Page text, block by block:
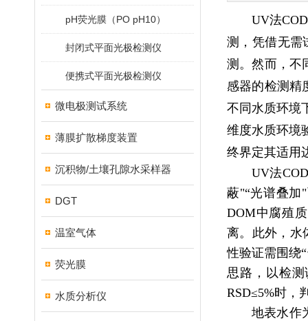
pH荧光膜（PO pH10）
封闭式平面光极检测仪
便携式平面光极检测仪
微电极测试系统
薄膜扩散梯度装置
沉积物/土壤孔隙水采样器
DGT
温室气体
荧光膜
水质分析仪
UV法
测，凭借无需
测。然而，不
感器的检测精
不同水质环境
维度水质环境
终界定其适用
UV法
蔽"“光谱叠加
DOM中腐殖
离。此外，水
性验证需围绕
思路，以检
RSD≤5%时，
地表水作